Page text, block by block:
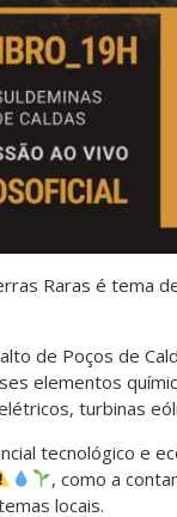
Raras é tema
de Poços de
elementos
turbinas
tecnológico e
, como a
locais.